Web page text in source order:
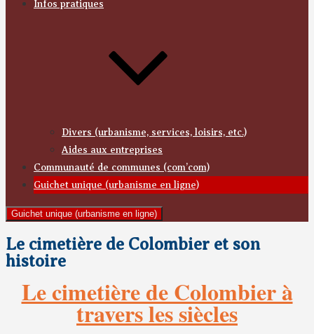
Infos pratiques
Divers (urbanisme, services, loisirs, etc.)
Aides aux entreprises
Communauté de communes (com’com)
Guichet unique (urbanisme en ligne)
Guichet unique (urbanisme en ligne)
Le cimetière de Colombier et son
histoire
Le cimetière de Colombier à
travers les siècles